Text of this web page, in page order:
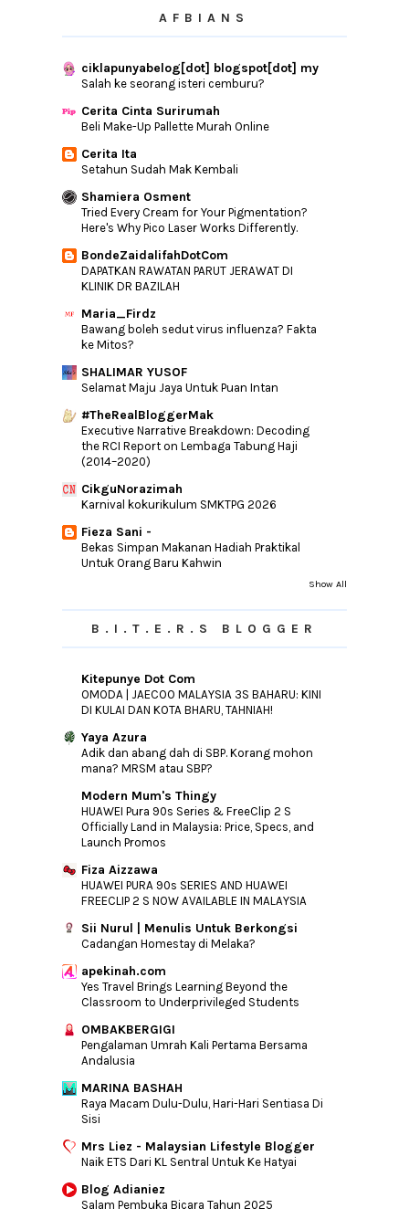
►
AFBIANS
ciklapunyabelog[dot] blogspot[dot] my
Salah ke seorang isteri cemburu?
Cerita Cinta Surirumah
Beli Make-Up Pallette Murah Online
Cerita Ita
Setahun Sudah Mak Kembali
Shamiera Osment
Tried Every Cream for Your Pigmentation?
Here's Why Pico Laser Works Differently.
BondeZaidalifahDotCom
DAPATKAN RAWATAN PARUT JERAWAT DI
KLINIK DR BAZILAH
Maria_Firdz
Bawang boleh sedut virus influenza? Fakta
ke Mitos?
SHALIMAR YUSOF
Selamat Maju Jaya Untuk Puan Intan
#TheRealBloggerMak
Executive Narrative Breakdown: Decoding
the RCI Report on Lembaga Tabung Haji
(2014–2020)
CikguNorazimah
Karnival kokurikulum SMKTPG 2026
Fieza Sani -
Bekas Simpan Makanan Hadiah Praktikal
Untuk Orang Baru Kahwin
Show All
B.I.T.E.R.S BLOGGER
Kitepunye Dot Com
OMODA | JAECOO MALAYSIA 3S BAHARU: KINI
DI KULAI DAN KOTA BHARU, TAHNIAH!
Yaya Azura
Adik dan abang dah di SBP. Korang mohon
mana? MRSM atau SBP?
Modern Mum's Thingy
HUAWEI Pura 90s Series & FreeClip 2 S
Officially Land in Malaysia: Price, Specs, and
Launch Promos
Fiza Aizzawa
HUAWEI PURA 90s SERIES AND HUAWEI
FREECLIP 2 S NOW AVAILABLE IN MALAYSIA
Sii Nurul | Menulis Untuk Berkongsi
Cadangan Homestay di Melaka?
apekinah.com
Yes Travel Brings Learning Beyond the
Classroom to Underprivileged Students
OMBAKBERGIGI
Pengalaman Umrah Kali Pertama Bersama
Andalusia
MARINA BASHAH
Raya Macam Dulu-Dulu, Hari-Hari Sentiasa Di
Sisi
Mrs Liez - Malaysian Lifestyle Blogger
Naik ETS Dari KL Sentral Untuk Ke Hatyai
Blog Adianiez
Salam Pembuka Bicara Tahun 2025